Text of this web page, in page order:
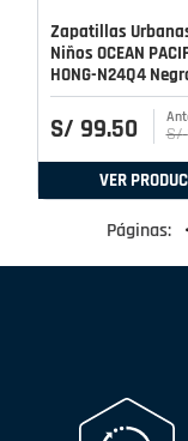
Zapatillas
Niños OCEAN
HONG-N24Q4
S/ 99.50 S/
VER
Páginas: